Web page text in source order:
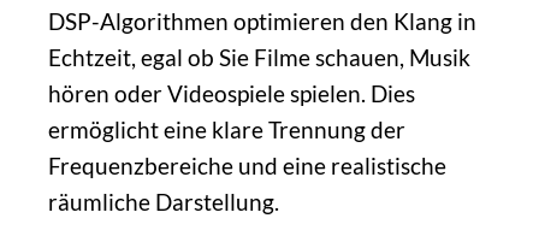
DSP-Algorithmen optimieren den Klang in
Echtzeit, egal ob Sie Filme schauen, Musik
hören oder Videospiele spielen. Dies
ermöglicht eine klare Trennung der
Frequenzbereiche und eine realistische
räumliche Darstellung.